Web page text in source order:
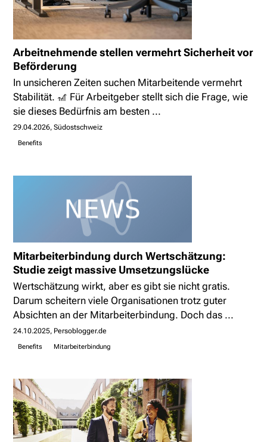
Arbeitnehmende stellen vermehrt Sicherheit vor
Beförderung
In unsicheren Zeiten suchen Mitarbeitende vermehrt
Stabilität. 🎢 Für Arbeitgeber stellt sich die Frage, wie
sie dieses Bedürfnis am besten ...
29.04.2026 Südostschweiz
Benefits
Mitarbeiterbindung durch Wertschätzung:
Studie zeigt massive Umsetzungslücke
Wertschätzung wirkt, aber es gibt sie nicht gratis.
Darum scheitern viele Organisationen trotz guter
Absichten an der Mitarbeiterbindung. Doch das ...
24.10.2025 Persoblogger.de
Benefits Mitarbeiterbindung